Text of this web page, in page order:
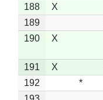
188
X
189
190
X
191 X
192
*